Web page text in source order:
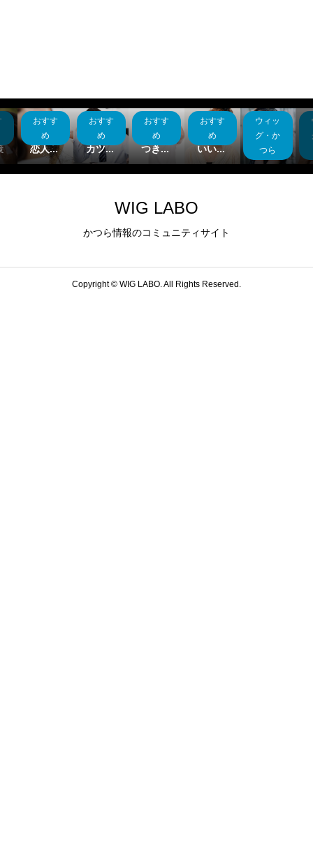
ウィッ
グ・か
つら
今だか
ら出来
るス...
おすす
め
ツヤツ
ヤ艶髪
の作...
おすす
め
ヘアー
ドネー
ショ...
おすす
め
コロナ
ウィル
スと...
おすす
め
髪の花
粉対策
WIG LABO
かつら情報のコミュニティサイト
Copyright © WIG LABO. All Rights Reserved.